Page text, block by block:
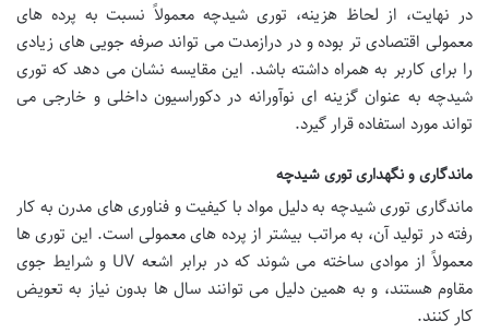
در نهایت، از لحاظ هزینه، توری شیدچه معمولاً نسبت به پرده های
معمولی اقتصادی تر بوده و در درازمدت می تواند صرفه جویی های زیادی
را برای کاربر به همراه داشته باشد. این مقایسه نشان می دهد که توری
شیدچه به عنوان گزینه ای نوآورانه در دکوراسیون داخلی و خارجی می
تواند مورد استفاده قرار گیرد.
ماندگاری و نگهداری توری شیدچه
ماندگاری توری شیدچه به دلیل مواد با کیفیت و فناوری های مدرن به کار
رفته در تولید آن، به مراتب بیشتر از پرده های معمولی است. این توری ها
معمولاً از موادی ساخته می شوند که در برابر اشعه UV و شرایط جوی
مقاوم هستند، و به همین دلیل می توانند سال ها بدون نیاز به تعویض
کار کنند.